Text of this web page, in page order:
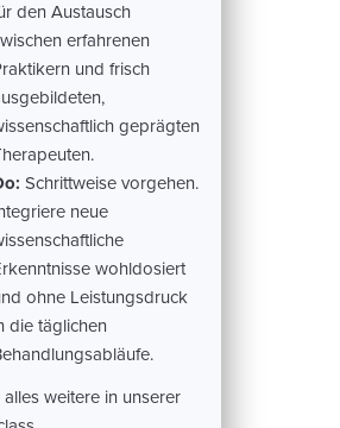
den Austausch
erfahrenen
und frisch
geprägten
Schrittweise vorgehen.
neue
wohldosiert
ohne Leistungsdruck
die täglichen
alles weitere in unserer